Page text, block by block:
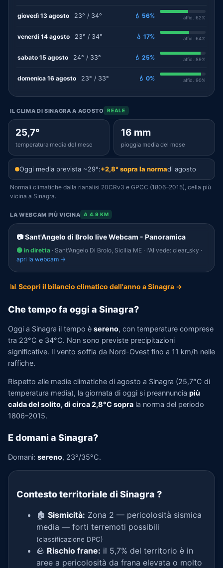
giovedì 13 agosto 23° / 34° 💧 56% affid. 62%
venerdì 14 agosto 23° / 34° 💧 17% affid. 64%
sabato 15 agosto 24° / 33° 💧 25% affid. 89%
domenica 16 agosto 23° / 33° 💧 0% affid. 90%
IL CLIMA DI SINAGRA A AGOSTO REALE
25,7°
temperatura media del mese
16 mm
pioggia media del mese
Oggi media prevista ~29°:+2,8° sopra la normadi agosto
Normali climatiche dalla rianalisi 20CRv3 e GPCC (1806–2015), cella più
vicina a Sinagra.
LA WEBCAM PIÙ VICINA A 4.9 KM
📷 Sant'Angelo di Brolo live Webcam - Panoramica
🟢 in diretta · Sant'Angelo Di Brolo, Sicilia ME · l'AI vede: clear_sky ·
apri la webcam →
📊 Scopri il bilancio climatico dell'anno a Sinagra →
Che tempo fa oggi a Sinagra?
Oggi a Sinagra il tempo è sereno, con temperature comprese
tra 23°C e 34°C. Non sono previste precipitazioni
significative. Il vento soffia da Nord-Ovest fino a 11 km/h nelle
raffiche.
Rispetto alle medie climatiche di agosto a Sinagra (25,7°C di
temperatura media), la giornata di oggi si preannuncia più
calda del solito, di circa 2,8°C sopra la norma del periodo
1806–2015.
E domani a Sinagra?
Domani: sereno, 23°/35°C.
Contesto territoriale di Sinagra ?
🏚️ Sismicità: Zona 2 — pericolosità sismica
media — forti terremoti possibili
(classificazione DPC)
🪨 Rischio frane: il 5,7% del territorio è in
aree a pericolosità da frana elevata o molto